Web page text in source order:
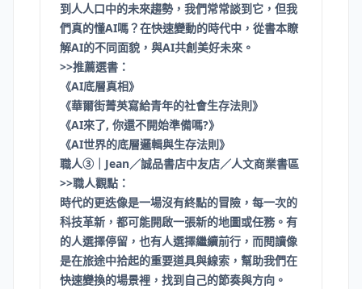
到人人口中的未來趨勢，我們常常談到它，但我
們真的懂AI嗎？在快速變動的時代中，從書本瞭
解AI的不同面貌，與AI共創美好未來。
>>推薦選書：
《AI底層真相》
《華爾街菁英寫給青年的社會生存法則》
《AI來了, 你還不開始準備嗎?》
《AI世界的底層邏輯與生存法則》
職人③｜Jean／誠品書店中友店／人文商業書區
>>職人觀點：
時代的更迭像是一場沒有終點的冒險，每一次的
科技革新，都可能開啟一張新的地圖或任務。有
的人選擇停留，也有人選擇繼續前行，而閱讀像
是在旅途中拾起的重要道具與線索，幫助我們在
快速變換的場景裡，找到自己的節奏與方向。